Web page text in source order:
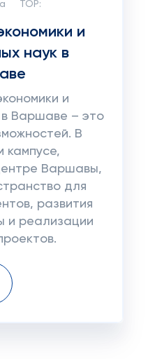
TOP:
и
наук в
и
в Варшаве – это
В
кампусе,
Варшавы,
для
развития
и реализации